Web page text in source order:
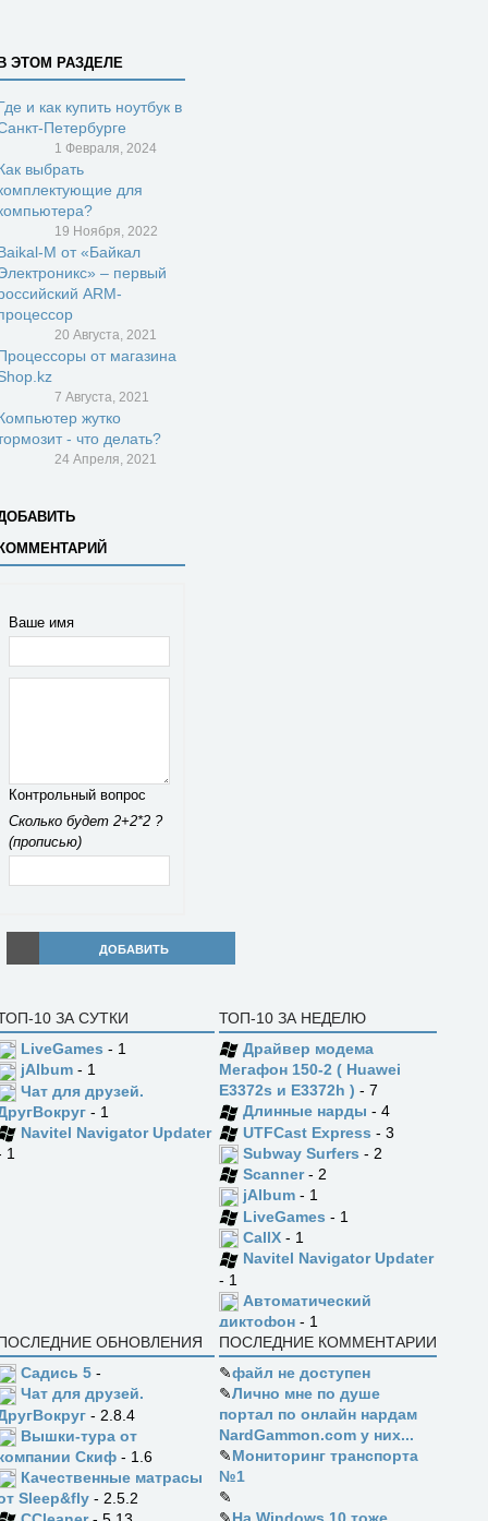
ЭТОМ РАЗДЕЛЕ
и как купить ноутбук в
Петербурге
1 Февраля, 2024
выбрать
для
19 Ноября, 2022
M от «Байкал
– первый
ARM-
20 Августа, 2021
от магазина
7 Августа, 2021
жутко
- что делать?
24 Апреля, 2021
Ваше имя
Контрольный вопрос
Сколько будет 2+2*2 ?
(прописью)
ДОБАВИТЬ
10 ЗА СУТКИ
LiveGames - 1
jAlbum - 1
Чат для друзей.
- 1
Navitel Navigator Updater
1
ТОП-10 ЗА НЕДЕЛЮ
Драйвер модема
Мегафон 150-2 ( Huawei
E3372s и E3372h ) - 7
Длинные нарды - 4
UTFCast Express - 3
Subway Surfers - 2
Scanner- 2
jAlbum - 1
LiveGames - 1
CallX - 1
Navitel Navigator Updater
- 1
Автоматический
диктофон - 1
ОБНОВЛЕНИЯ
Садись 5 -
Чат для друзей.
- 2.8.4
Вышки-тура от
Скиф - 1.6
Качественные матрасы
Sleep&fly - 2.5.2
ПОСЛЕДНИЕ КОММЕНТАРИИ
✎файл не доступен
✎Лично мне по душе
портал по онлайн нардам
NardGammon.com у них...
✎Мониторинг транспорта
№1
✎